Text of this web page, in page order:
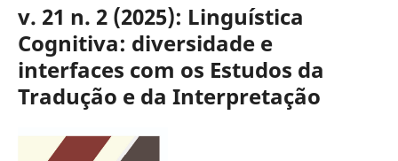
v. 21 n. 2 (2025): Linguística
Cognitiva: diversidade e
interfaces com os Estudos da
Tradução e da Interpretação